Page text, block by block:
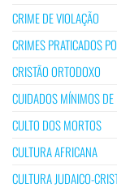
CRIME DE VIOLAÇÃO
CRIMES PRATICADOS
CRISTÃO ORTODOXO
CUIDADOS MÍNIMOS DE
CULTO DOS MORTOS
CULTURA AFRICANA
CULTURA JUDAICO-